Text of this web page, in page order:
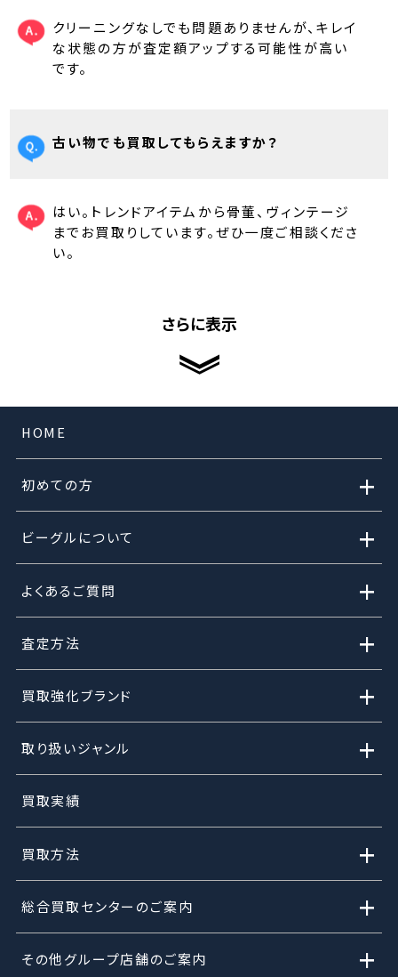
クリーニングなしでも問題ありませんが、キレイ
な状態の方が査定額アップする可能性が高い
です。
古い物でも買取してもらえますか？
はい。トレンドアイテムから骨董、ヴィンテージ
までお買取りしています。ぜひ一度ご相談くださ
い。
さらに表示
HOME
初めての方 +
ビーグルについて +
よくあるご質問 +
査定方法 +
買取強化ブランド +
取り扱いジャンル +
買取実績
買取方法 +
総合買取センターのご案内 +
その他グループ店舗のご案内 +